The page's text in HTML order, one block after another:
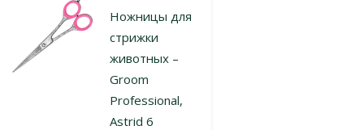
Ножницы для
стрижки
животных –
Groom
Professional,
Astrid 6